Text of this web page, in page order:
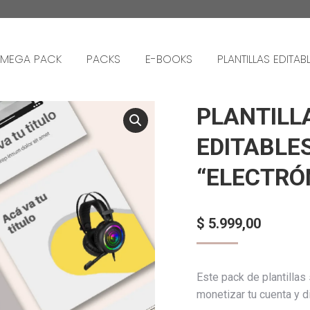
MEGA PACK PACKS E-BOOKS PLANTILLAS
$ 5.999,00
Este pack de
monetizar tu cuenta y